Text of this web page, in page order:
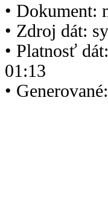
• Dokument:
• Zdroj dát:
• Platnosť
01:13
•